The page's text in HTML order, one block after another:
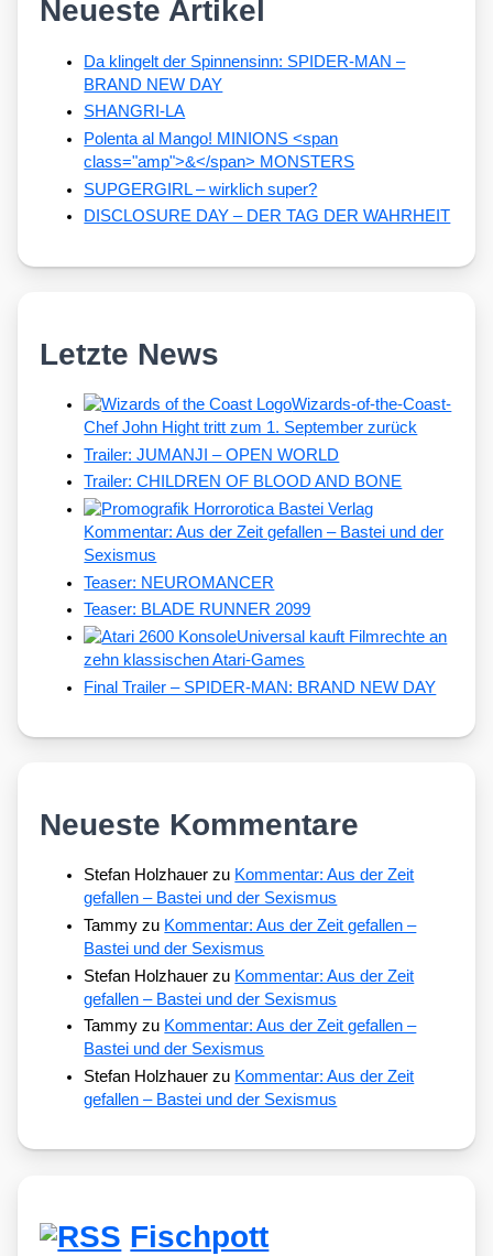
Neueste Artikel
Da klingelt der Spinnensinn: SPIDER-MAN –
BRAND NEW DAY
SHANGRI-LA
Polenta al Mango! MINIONS <span
class="amp">&</span> MONSTERS
SUPGERGIRL – wirklich super?
DISCLOSURE DAY – DER TAG DER WAHRHEIT
Letzte News
Wizards-of-the-Coast-
Chef John Hight tritt zum 1. September zurück
Trailer: JUMANJI – OPEN WORLD
Trailer: CHILDREN OF BLOOD AND BONE
Kommentar: Aus der Zeit gefallen – Bastei und der
Sexismus
Teaser: NEUROMANCER
Teaser: BLADE RUNNER 2099
Universal kauft Filmrechte an
zehn klassischen Atari-Games
Final Trailer – SPIDER-MAN: BRAND NEW DAY
Neueste Kommentare
Stefan Holzhauer zu Kommentar: Aus der Zeit
gefallen – Bastei und der Sexismus
Tammy zu Kommentar: Aus der Zeit gefallen –
Bastei und der Sexismus
Stefan Holzhauer zu Kommentar: Aus der Zeit
gefallen – Bastei und der Sexismus
Tammy zu Kommentar: Aus der Zeit gefallen –
Bastei und der Sexismus
Stefan Holzhauer zu Kommentar: Aus der Zeit
gefallen – Bastei und der Sexismus
Fischpott